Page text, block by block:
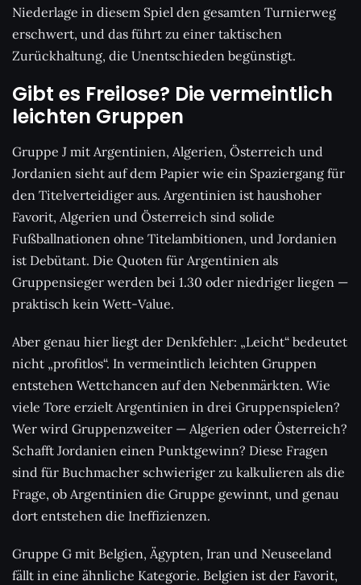
Niederlage in diesem Spiel den gesamten Turnierweg
erschwert, und das führt zu einer taktischen
Zurückhaltung, die Unentschieden begünstigt.
Gibt es Freilose? Die vermeintlich
leichten Gruppen
Gruppe J mit Argentinien, Algerien, Österreich und
Jordanien sieht auf dem Papier wie ein Spaziergang für
den Titelverteidiger aus. Argentinien ist haushoher
Favorit, Algerien und Österreich sind solide
Fußballnationen ohne Titelambitionen, und Jordanien
ist Debütant. Die Quoten für Argentinien als
Gruppensieger werden bei 1.30 oder niedriger liegen —
praktisch kein Wett-Value.
Aber genau hier liegt der Denkfehler: „Leicht“ bedeutet
nicht „profitlos“. In vermeintlich leichten Gruppen
entstehen Wettchancen auf den Nebenmärkten. Wie
viele Tore erzielt Argentinien in drei Gruppenspielen?
Wer wird Gruppenzweiter — Algerien oder Österreich?
Schafft Jordanien einen Punktgewinn? Diese Fragen
sind für Buchmacher schwieriger zu kalkulieren als die
Frage, ob Argentinien die Gruppe gewinnt, und genau
dort entstehen die Ineffizienzen.
Gruppe G mit Belgien, Ägypten, Iran und Neuseeland
fällt in eine ähnliche Kategorie. Belgien ist der Favorit,